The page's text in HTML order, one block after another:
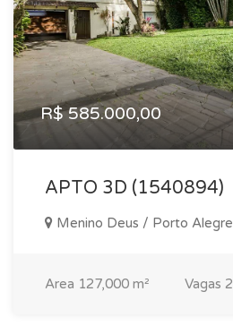
R$ 585.000,00
APTO 3D (1540894)
Menino Deus / Porto Alegre
Area 127,000 m² Vagas 2